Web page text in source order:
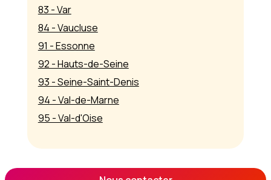
83 - Var
84 - Vaucluse
91 - Essonne
92 - Hauts-de-Seine
93 - Seine-Saint-Denis
94 - Val-de-Marne
95 - Val-d'Oise